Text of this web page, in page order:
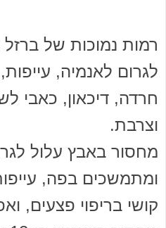
רמות נמוכות של
לגרום לאנמיה,
חרדה, דיכאון, כאבי
וצרבת.
מחסור באבץ עלול
ומתמשכים בפה,
קושי בריפוי פצעים,